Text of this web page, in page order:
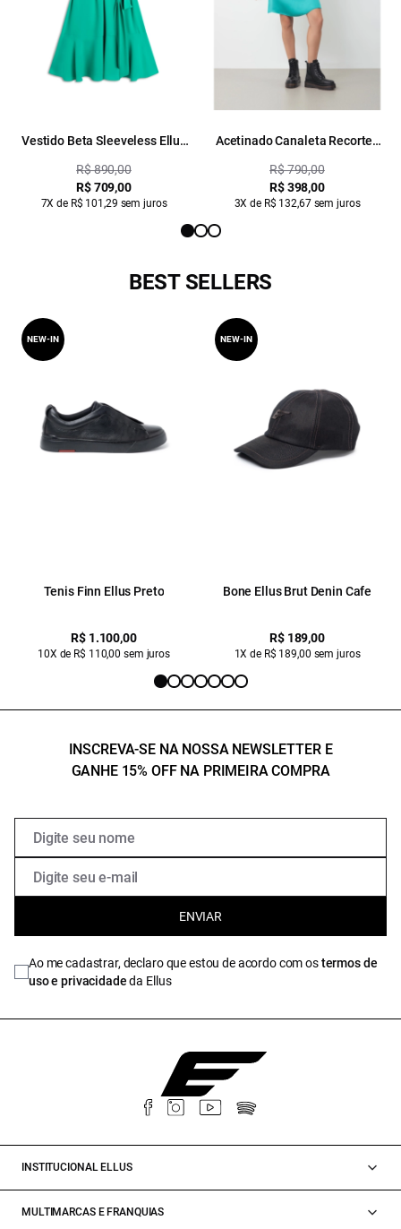
Vestido Beta Sleeveless Ellus
R$ 890,00
R$ 709,00
7X de R$ 101,29 sem juros
Acetinado Canaleta Recortes
R$ 790,00
R$ 398,00
3X de R$ 132,67 sem juros
BEST SELLERS
Tenis Finn Ellus Preto
R$ 1.100,00
10X de R$ 110,00 sem juros
NEW-IN
Bone Ellus Brut Denin Cafe
R$ 189,00
1X de R$ 189,00 sem juros
NEW-IN
INSCREVA-SE NA NOSSA NEWSLETTER E
GANHE 15% OFF NA PRIMEIRA COMPRA
ENVIAR
Ao me cadastrar, declaro que estou de acordo com ostermos de
uso e privacidadeda Ellus
INSTITUCIONAL ELLUS
MULTIMARCAS E FRANQUIAS